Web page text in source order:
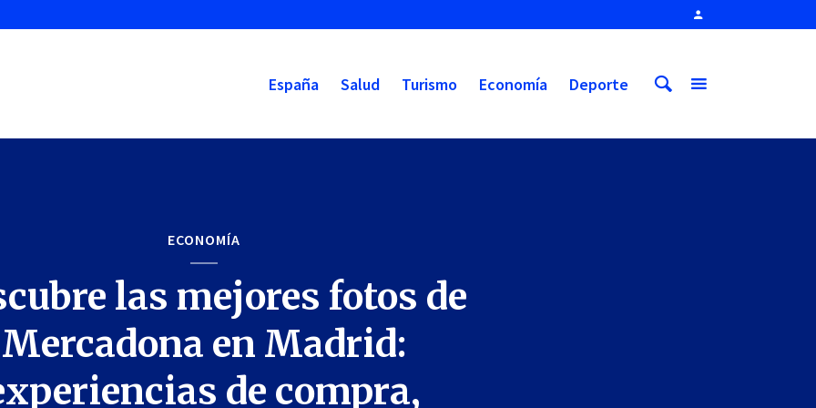
España Salud Turismo Economía Deporte
ECONOMÍA
las mejores fotos de
Mercadona en Madrid:
de compra,